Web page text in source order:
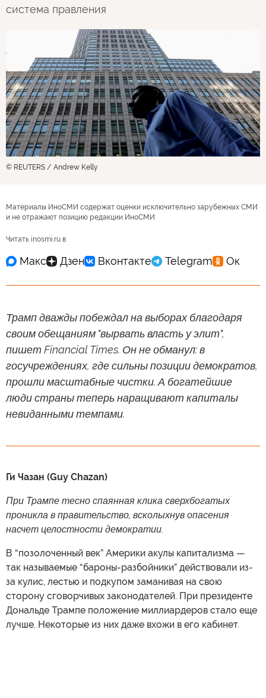
система правления
© REUTERS / Andrew Kelly
Материалы ИноСМИ содержат оценки исключительно зарубежных СМИ
и не отражают позицию редакции ИноСМИ
Читать inosmi.ru в
Трамп дважды побеждал на выборах благодаря
своим обещаниям "вырвать власть у элит",
пишет Financial Times. Он не обманул: в
госучреждениях, где сильны позиции демократов,
прошли масштабные чистки. А богатейшие
люди страны теперь наращивают капиталы
невиданными темпами.
Ги Чазан (Guy Chazan)
При Трампе тесно спаянная клика сверхбогатых
проникла в правительство, всколыхнув опасения
насчет целостности демократии.
В “позолоченный век” Америки акулы капитализма —
так называемые “бароны-разбойники” действовали из-
за кулис, лестью и подкупом заманивая на свою
сторону сговорчивых законодателей. При президенте
Дональде Трампе положение миллиардеров стало еще
лучше. Некоторые из них даже вхожи в его кабинет.